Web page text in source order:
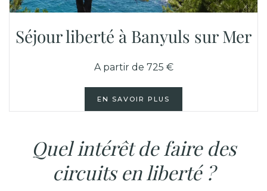
Séjour liberté à Banyuls sur Mer
A partir de 725 €
EN SAVOIR PLUS
Quel intérêt de faire des
circuits en liberté ?